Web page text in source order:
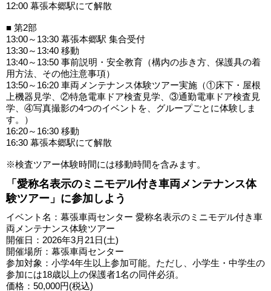
12:00 幕張本郷駅にて解散
■ 第2部
13:00～13:30 幕張本郷駅 集合受付
13:30～13:40 移動
13:40～13:50 事前説明・安全教育（構内の歩き方、保護具の着
用方法、その他注意事項）
13:50～16:20 車両メンテナンス体験ツアー実施（①床下・屋根
上機器見学、②特急電車ドア検査見学、③通勤電車ドア検査見
学、④写真撮影の4つのイベントを、グループごとに体験しま
す。）
16:20～16:30 移動
16:30 幕張本郷駅にて解散
※検査ツアー体験時間には移動時間を含みます。
「愛称名表示のミニモデル付き車両メンテナンス体
験ツアー」に参加しよう
イベント名：幕張車両センター 愛称名表示のミニモデル付き車
両メンテナンス体験ツアー
開催日：2026年3月21日(土)
開催場所：幕張車両センター
参加対象：小学4年生以上参加可能。ただし、小学生・中学生の
参加には18歳以上の保護者1名の同伴必須。
価格：50,000円(税込)